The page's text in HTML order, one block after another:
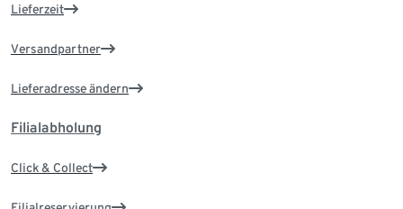
Lieferzeit
Versandpartner
Lieferadresse ändern
Filialabholung
Click & Collect